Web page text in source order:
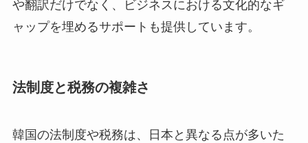
や翻訳だけでなく、ビジネスにおける文化的なギ
ャップを埋めるサポートも提供しています。
法制度と税務の複雑さ
韓国の法制度や税務は、日本と異なる点が多いた